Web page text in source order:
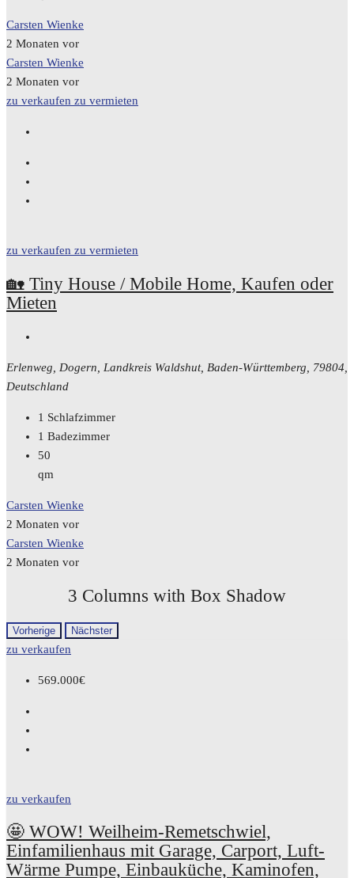
Carsten Wienke
2 Monaten vor
Carsten Wienke
2 Monaten vor
zu verkaufen zu vermieten
zu verkaufen zu vermieten
🏡 Tiny House / Mobile Home, Kaufen oder
Mieten
Erlenweg, Dogern, Landkreis Waldshut, Baden-Württemberg, 79804,
Deutschland
1 Schlafzimmer
1 Badezimmer
50
qm
Carsten Wienke
2 Monaten vor
Carsten Wienke
2 Monaten vor
3 Columns with Box Shadow
Vorherige Nächster
zu verkaufen
569.000€
zu verkaufen
🤩 WOW! Weilheim-Remetschwiel,
Einfamilienhaus mit Garage, Carport, Luft-
Wärme Pumpe, Einbauküche, Kaminofen,